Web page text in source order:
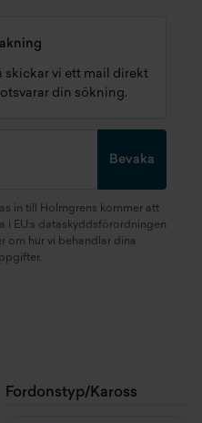
skickar vi ett mail direkt
din sökning.
Bevaka
in till Holmgrens kommer att
i EU:s dataskyddsförordningen
om hur vi behandlar dina
Fordonstyp/Kaross